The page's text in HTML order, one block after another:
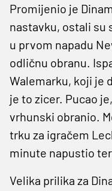
Promijenio je
nastavku, ostali su
u prvom napadu
odličnu obranu.
Walemarku, koji je
je to zicer. Pucao
vrhunski obranio.
trku za igračem
minute napustio
Velika prilika za